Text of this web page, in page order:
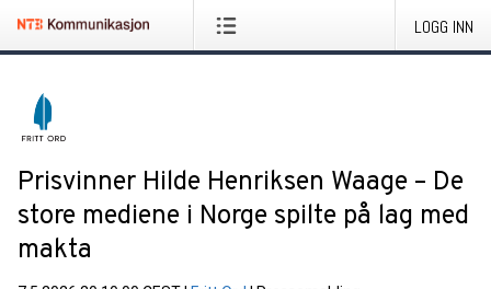
LOGG INN
Prisvinner Hilde Henriksen Waage – De
store mediene i Norge spilte på lag med
makta